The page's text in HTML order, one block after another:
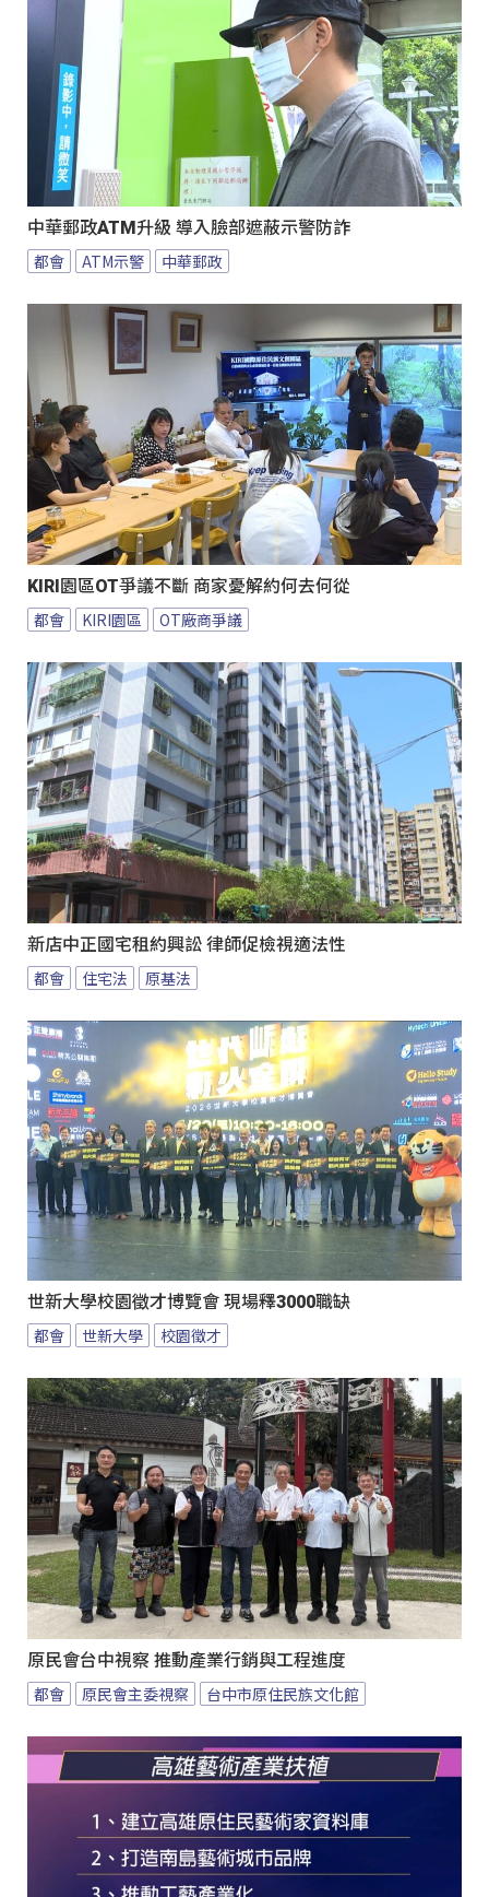
中華郵政ATM升級 導入臉部遮蔽示警防詐
都會 ATM示警 中華郵政
KIRI園區OT爭議不斷 商家憂解約何去何從
都會 KIRI園區 OT廠商爭議
新店中正國宅租約興訟 律師促檢視適法性
都會 住宅法 原基法
世新大學校園徵才博覽會 現場釋3000職缺
都會 世新大學 校園徵才
原民會台中視察 推動產業行銷與工程進度
都會 原民會主委視察 台中市原住民族文化館